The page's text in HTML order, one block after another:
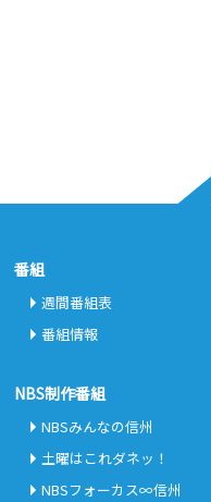
番組
週間番組表
番組情報
NBS制作番組
NBSみんなの信州
土曜はこれダネッ！
NBSフォーカス∞信州